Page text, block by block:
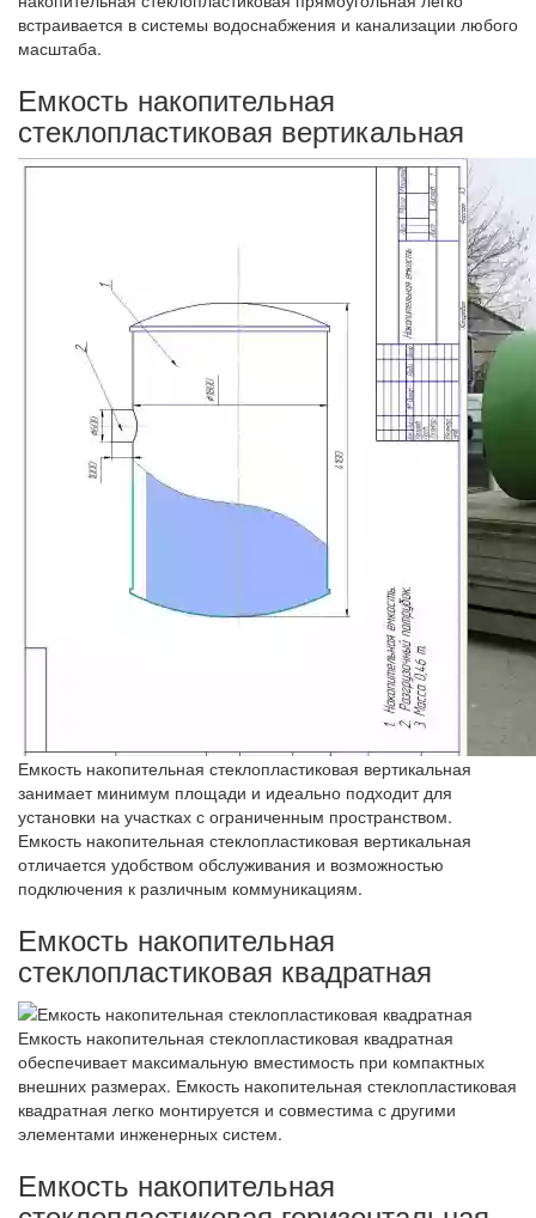
встраивается в системы водоснабжения и канализации любого
масштаба.
Емкость накопительная
стеклопластиковая вертикальная
Емкость накопительная стеклопластиковая вертикальная
занимает минимум площади и идеально подходит для
установки на участках с ограниченным пространством.
Емкость накопительная стеклопластиковая вертикальная
отличается удобством обслуживания и возможностью
подключения к различным коммуникациям.
Емкость накопительная
стеклопластиковая квадратная
Емкость накопительная стеклопластиковая квадратная
обеспечивает максимальную вместимость при компактных
внешних размерах. Емкость накопительная стеклопластиковая
квадратная легко монтируется и совместима с другими
элементами инженерных систем.
Емкость накопительная